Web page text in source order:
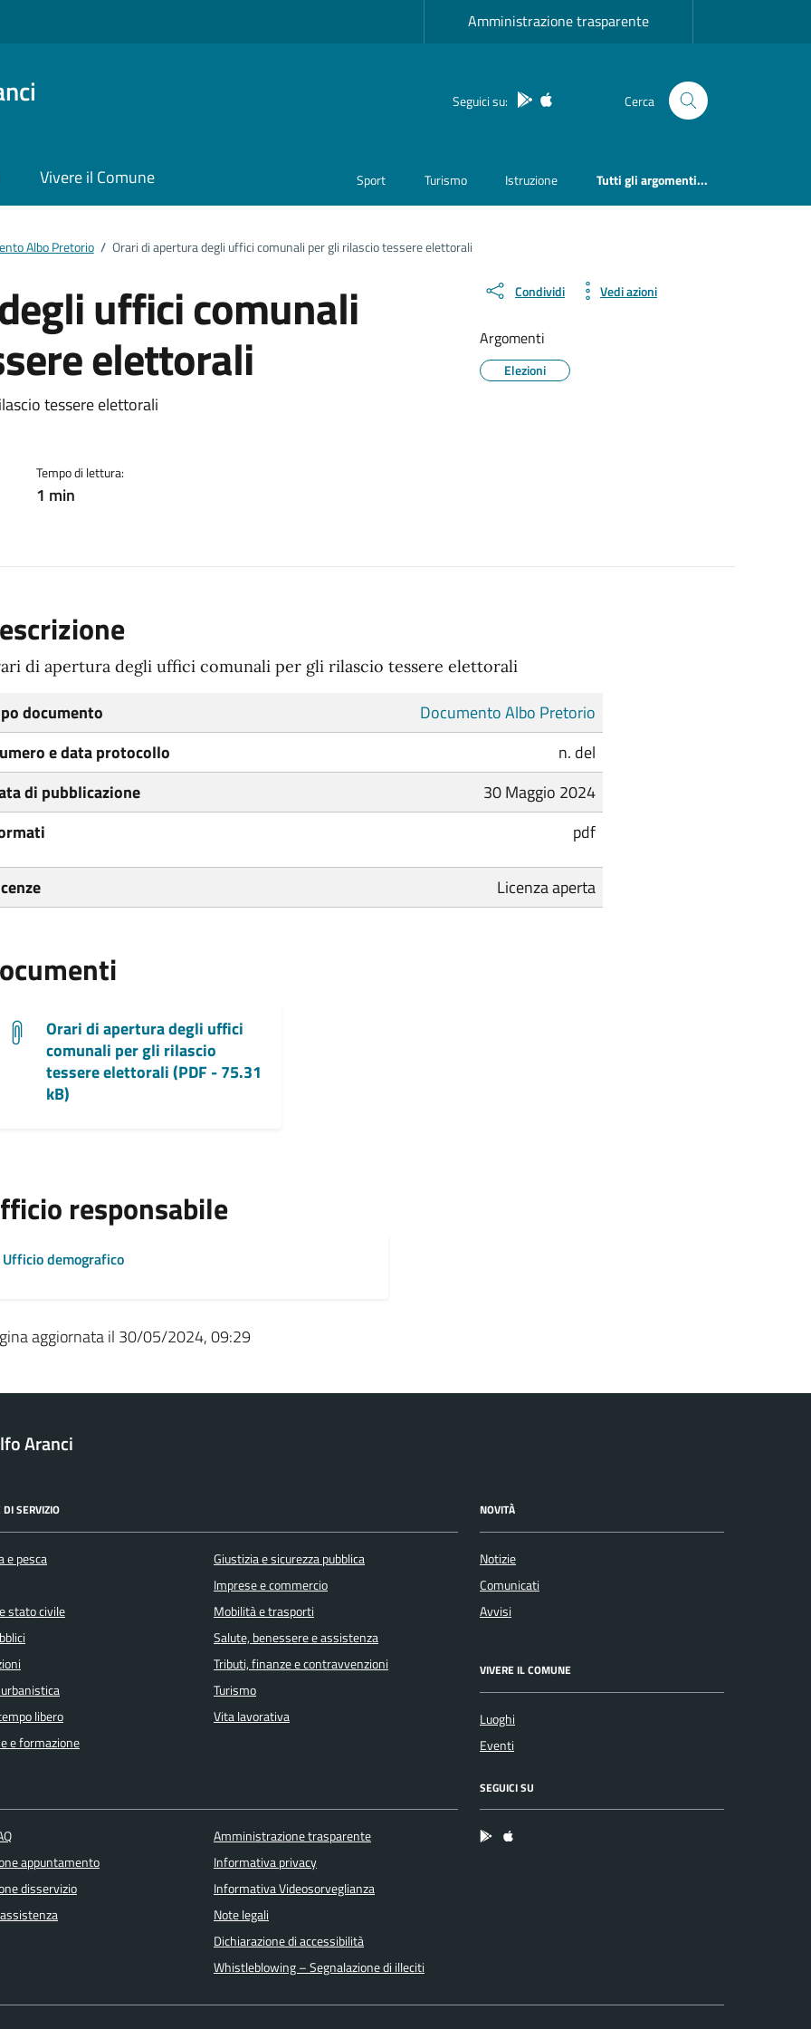
Amministrazione trasparente
Seguici su: App Android
App IOS Cerca
Vivere il Comune Sport Turismo Istruzione Tutti gli argomenti...
Albo Pretorio / Orari di apertura degli uffici comunali per gli rilascio tessere elettorali
uffici comunali
elettorali
tessere elettorali
Tempo di lettura:
1 min
Condividi Vedi azioni
Argomenti
Elezioni
di apertura degli uffici comunali per gli rilascio tessere elettorali
documento
Documento Albo Pretorio
e data protocollo
n. del
di pubblicazione
30 Maggio 2024
pdf
Licenza aperta
Orari di apertura degli uffici
comunali per gli rilascio
tessere elettorali (PDF - 75.31
kB)
responsabile
Ufficio demografico
aggiornata il 30/05/2024, 09:29
Aranci
DI SERVIZIO
e pesca
stato civile
libero
e formazione
Giustizia e sicurezza pubblica
Imprese e commercio
Mobilità e trasporti
Salute, benessere e assistenza
Tributi, finanze e contravvenzioni
Turismo
Vita lavorativa
NOVITÀ
Notizie
Comunicati
Avvisi
VIVERE IL COMUNE
Luoghi
Eventi
appuntamento
disservizio
Amministrazione trasparente
Informativa privacy
Informativa Videosorveglianza
Note legali
Dichiarazione di accessibilità
Whistleblowing – Segnalazione di illeciti
SEGUICI SU
App Android
App IOS